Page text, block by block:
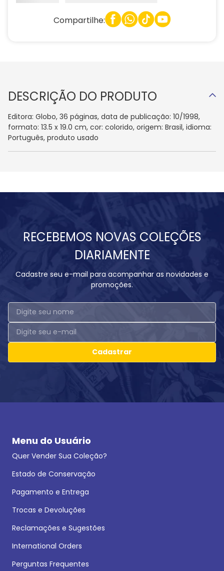
Compartilhe:
DESCRIÇÃO DO PRODUTO
Editora: Globo, 36 páginas, data de publicação: 10/1998,
formato: 13.5 x 19.0 cm, cor: colorido, origem: Brasil, idioma:
Português, produto usado
RECEBEMOS NOVAS COLEÇÕES
DIARIAMENTE
Cadastre seu e-mail para acompanhar as novidades e
promoções.
Cadastrar
Menu do Usuário
Quer Vender Sua Coleção?
Estado de Conservação
Pagamento e Entrega
Trocas e Devoluções
Reclamações e Sugestões
International Orders
Perguntas Frequentes